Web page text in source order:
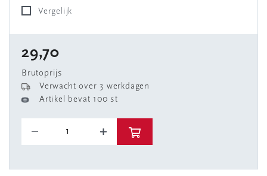
Vergelijk
29,70
Brutoprijs
Verwacht over 3 werkdagen
Artikel bevat 100 st